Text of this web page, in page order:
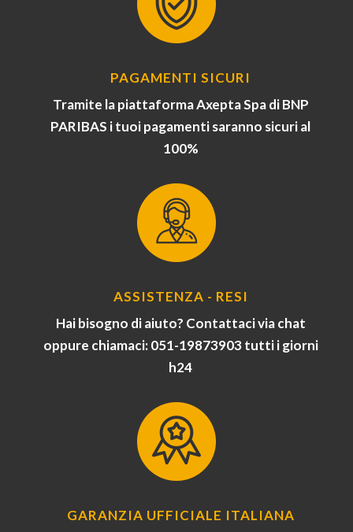
PAGAMENTI SICURI
Tramite la piattaforma Axepta Spa di BNP
PARIBAS i tuoi pagamenti saranno sicuri al
100%
ASSISTENZA - RESI
Hai bisogno di aiuto? Contattaci via chat
oppure chiamaci: 051-19873903 tutti i giorni
h24
GARANZIA UFFICIALE ITALIANA